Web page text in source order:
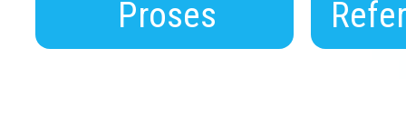
Proses